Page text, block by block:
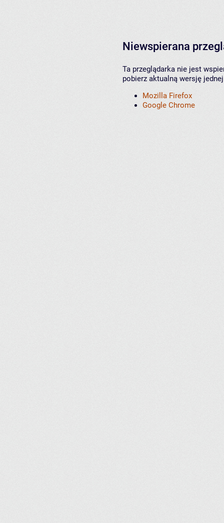
Niewspierana
Ta przeglądarka nie jest
pobierz aktualną wersję
Mozilla Firefox
Google Chrome